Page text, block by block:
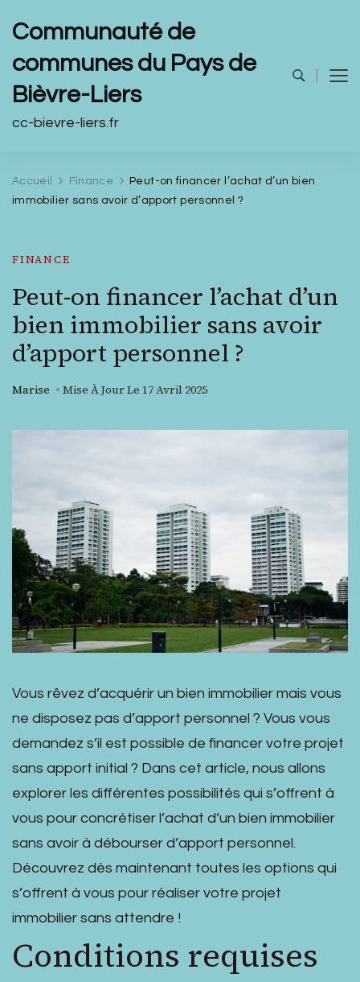
Communauté de
communes du Pays de
Bièvre-Liers
cc-bievre-liers.fr
Accueil Finance
Peut-on financer l’achat d’un bien
immobilier sans avoir d’apport personnel ?
FINANCE
Peut-on financer l’achat d’un
bien immobilier sans avoir
d’apport personnel ?
Marise Mise À Jour Le 17 Avril 2025
Vous rêvez d’acquérir un bien immobilier mais vous
ne disposez pas d’apport personnel ? Vous vous
demandez s’il est possible de financer votre projet
sans apport initial ? Dans cet article, nous allons
explorer les différentes possibilités qui s’offrent à
vous pour concrétiser l’achat d’un bien immobilier
sans avoir à débourser d’apport personnel.
Découvrez dès maintenant toutes les options qui
s’offrent à vous pour réaliser votre projet
immobilier sans attendre !
Conditions requises